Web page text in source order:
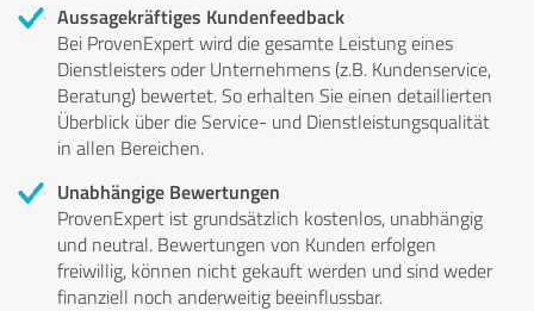
Aussagekräftiges Kundenfeedback
Bei ProvenExpert wird die gesamte Leistung eines
Dienstleisters oder Unternehmens (z.B. Kundenservice,
Beratung) bewertet. So erhalten Sie einen detaillierten
Überblick über die Service- und Dienstleistungsqualität
in allen Bereichen.
Unabhängige Bewertungen
ProvenExpert ist grundsätzlich kostenlos, unabhängig
und neutral. Bewertungen von Kunden erfolgen
freiwillig, können nicht gekauft werden und sind weder
finanziell noch anderweitig beeinflussbar.